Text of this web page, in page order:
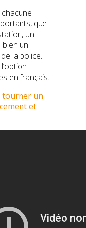
que
un
bien un
la police.
en français.
tourner un
et